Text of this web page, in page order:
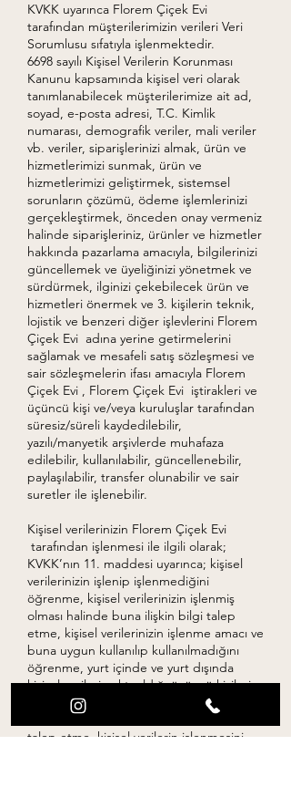
KVKK uyarınca Florem Çiçek Evi
tarafından müşterilerimizin verileri Veri
Sorumlusu sıfatıyla işlenmektedir.
6698 sayılı Kişisel Verilerin Korunması
Kanunu kapsamında kişisel veri olarak
tanımlanabilecek müşterilerimize ait ad,
soyad, e-posta adresi, T.C. Kimlik
numarası, demografik veriler, mali veriler
vb. veriler, siparişlerinizi almak, ürün ve
hizmetlerimizi sunmak, ürün ve
hizmetlerimizi geliştirmek, sistemsel
sorunların çözümü, ödeme işlemlerinizi
gerçekleştirmek, önceden onay vermeniz
halinde siparişleriniz, ürünler ve hizmetler
hakkında pazarlama amacıyla, bilgilerinizi
güncellemek ve üyeliğinizi yönetmek ve
sürdürmek, ilginizi çekebilecek ürün ve
hizmetleri önermek ve 3. kişilerin teknik,
lojistik ve benzeri diğer işlevlerini Florem
Çiçek Evi adına yerine getirmelerini
sağlamak ve mesafeli satış sözleşmesi ve
sair sözleşmelerin ifası amacıyla Florem
Çiçek Evi , Florem Çiçek Evi iştirakleri ve
üçüncü kişi ve/veya kuruluşlar tarafından
süresiz/süreli kaydedilebilir,
yazılı/manyetik arşivlerde muhafaza
edilebilir, kullanılabilir, güncellenebilir,
paylaşılabilir, transfer olunabilir ve sair
suretler ile işlenebilir.
Kişisel verilerinizin Florem Çiçek Evi
tarafından işlenmesi ile ilgili olarak;
KVKK’nın 11. maddesi uyarınca; kişisel
verilerinizin işlenip işlenmediğini
öğrenme, kişisel verilerinizin işlenmiş
olması halinde buna ilişkin bilgi talep
etme, kişisel verilerinizin işlenme amacı ve
buna uygun kullanılıp kullanılmadığını
öğrenme, yurt içinde ve yurt dışında
kişisel verilerin aktarıldığı üçüncü kişileri
bilme, kişisel verilerin yanlış işlenmiş
talep etme, kişisel verilerin işlenmesini